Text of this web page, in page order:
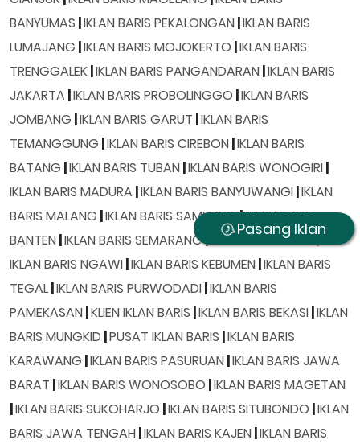
BANYUMAS |IKLAN BARIS PEKALONGAN|IKLAN BARIS
LUMAJANG |IKLAN BARIS MOJOKERTO |IKLAN BARIS
TRENGGALEK|IKLAN BARIS PANGANDARAN|IKLAN BARIS
JAKARTA |IKLAN BARIS PROBOLINGGO |IKLAN BARIS
JOMBANG |IKLAN BARIS GARUT |IKLAN BARIS
TEMANGGUNG |IKLAN BARIS CIREBON|IKLAN BARIS
BATANG |IKLAN BARIS TUBAN|IKLAN BARIS WONOGIRI|
IKLAN BARIS MADURA |IKLAN BARIS BANYUWANGI|IKLAN
BARIS MALANG |IKLAN BARIS SAMPANG|IKLAN BARIS
BANTEN|IKLAN BARIS SEMARANG|IKLAN BARIS BATU|
IKLAN BARIS NGAWI|IKLAN BARIS KEBUMEN|IKLAN BARIS
TEGAL|IKLAN BARIS PURWODADI|IKLAN BARIS
PAMEKASAN|KLIEN IKLAN BARIS |IKLAN BARIS BEKASI|IKLAN
BARIS MUNGKID |PUSAT IKLAN BARIS |IKLAN BARIS
KARAWANG |IKLAN BARIS PASURUAN|IKLAN BARIS JAWA
BARAT |IKLAN BARIS WONOSOBO |IKLAN BARIS MAGETAN
|IKLAN BARIS SUKOHARJO |IKLAN BARIS SITUBONDO |IKLAN
BARIS JAWA TENGAH|IKLAN BARIS KAJEN|IKLAN BARIS
Pasang Iklan